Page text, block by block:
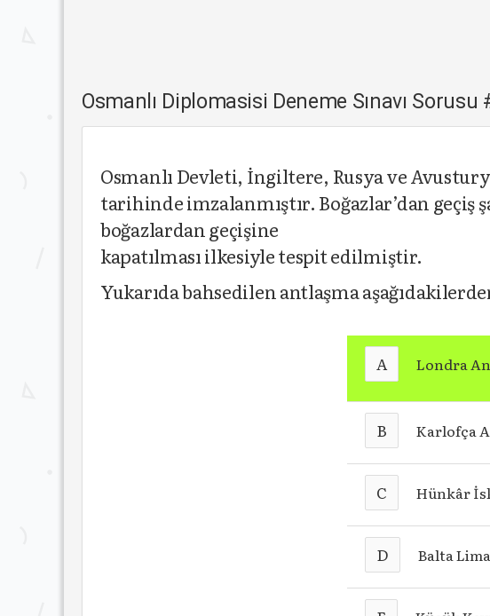
Osmanlı Diplomasisi Deneme Sınavı Sorusu
Osmanlı Devleti, İngiltere, Rusya ve
tarihinde imzalanmıştır. Boğazlar’dan
boğazlardan geçişine
kapatılması ilkesiyle tespit edilmiştir.
Yukarıda bahsedilen antlaşma
A Londra
B Karlofça
C Hünkâr
D Balta